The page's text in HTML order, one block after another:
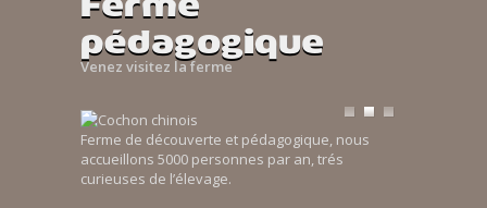
pédagogique
Venez visitez la ferme
Ferme de découverte et pédagogique, nous
accueillons 5000 personnes par an, trés
curieuses de l’élevage.